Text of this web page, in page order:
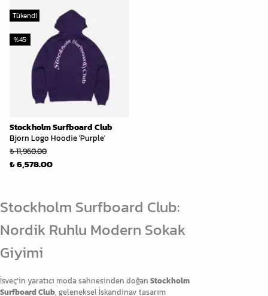
Tükendi
Stockholm Surfboard Club
Bjorn Logo Hoodie 'Purple'
%45
₺ 11,960.00
₺ 6,578.00
Stockholm Surfboard Club:
Nordik Ruhlu Modern Sokak
Giyimi
İsveç’in yaratıcı moda sahnesinden doğan Stockholm
Surfboard Club, geleneksel İskandinav tasarım